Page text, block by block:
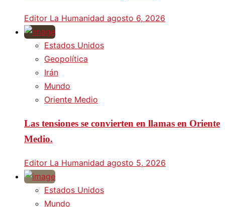
Editor La Humanidad agosto 6, 2026
Estados Unidos
Geopolítica
Irán
Mundo
Oriente Medio
Las tensiones se convierten en llamas en Oriente
Medio.
Editor La Humanidad agosto 5, 2026
Estados Unidos
Mundo